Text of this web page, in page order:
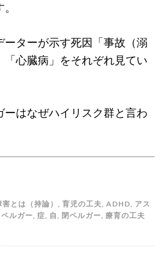
ーターが示す死因「事故（溺
「心臓病」をそれぞれ見てい
ーはなぜハイリスク群と言わ
とは（持論） , 育児の工夫, ADHD, アス
ペルガー, 療育の工夫
ルガー, 症, 自, 閉